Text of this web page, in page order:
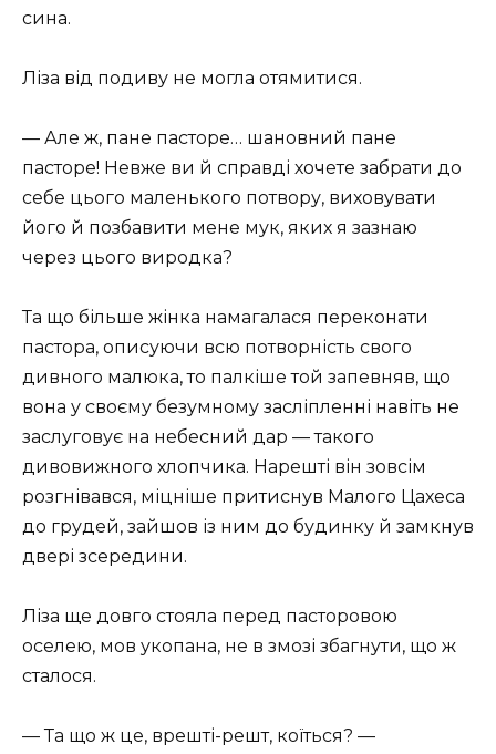
сина.
Ліза від подиву не могла отямитися.
— Але ж, пане пасторе… шановний пане
пасторе! Невже ви й справді хочете забрати до
себе цього маленького потвору, виховувати
його й позбавити мене мук, яких я зазнаю
через цього виродка?
Та що більше жінка намагалася переконати
пастора, описуючи всю потворність свого
дивного малюка, то палкіше той запевняв, що
вона у своєму безумному засліпленні навіть не
заслуговує на небесний дар — такого
дивовижного хлопчика. Нарешті він зовсім
розгнівався, міцніше притиснув Малого Цахеса
до грудей, зайшов із ним до будинку й замкнув
двері зсередини.
Ліза ще довго стояла перед пасторовою
оселею, мов укопана, не в змозі збагнути, що ж
сталося.
— Та що ж це, врешті-решт, коїться? —